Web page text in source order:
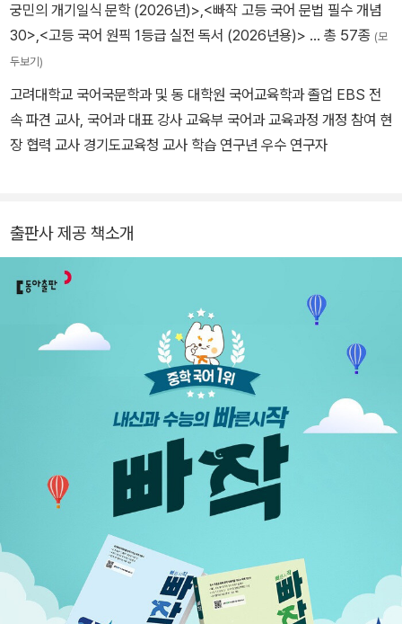
궁민의 개기일식 문학 (2026년)>,<빠작 고등 국어 문법 필수 개념
30>,<고등 국어 원픽 1등급 실전 독서 (2026년용)> … 총 57종 (모
두보기)
고려대학교 국어국문학과 및 동 대학원 국어교육학과 졸업 EBS 전
속 파견 교사, 국어과 대표 강사 교육부 국어과 교육과정 개정 참여 현
장 협력 교사 경기도교육청 교사 학습 연구년 우수 연구자
출판사 제공 책소개